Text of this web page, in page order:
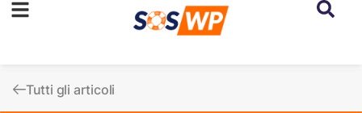
Tutti gli articoli